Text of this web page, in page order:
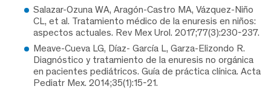
Salazar-Ozuna WA, Aragón-Castro MA, Vázquez-Niño
CL, et al. Tratamiento médico de la enuresis en niños:
aspectos actuales. Rev Mex Urol. 2017;77(3):230-237.
Meave-Cueva LG, Díaz- García L, Garza-Elizondo R.
Diagnóstico y tratamiento de la enuresis no orgánica
en pacientes pediátricos. Guía de práctica clínica. Acta
Pediatr Mex. 2014;35(1):15-21.